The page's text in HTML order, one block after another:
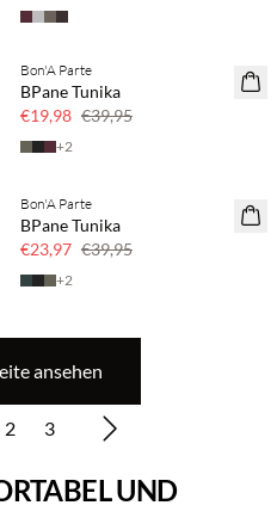
50 % Rabatt
Bon'A Parte
BPane Tunika
€19,98 €39,95
+2
40 % Rabatt
Bon'A Parte
BPane Tunika
€23,97 €39,95
+2
ansehen
2 3
UND